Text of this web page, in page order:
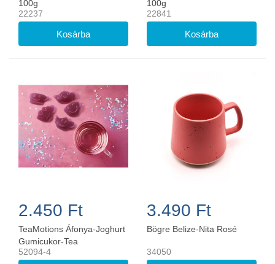
100g
22237
100g
22841
2.450 Ft
TeaMotions Áfonya-Joghurt
Gumicukor-Tea
52094-4
3.490 Ft
Bögre Belize-Nita Rosé
34050